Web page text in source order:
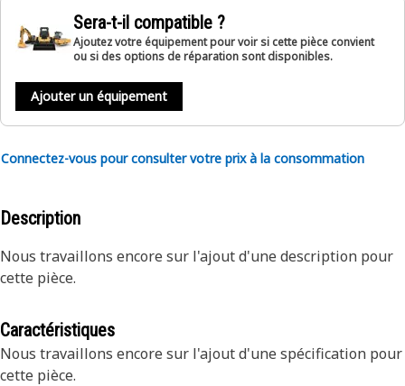
Sera-t-il compatible ?
Ajoutez votre équipement pour voir si cette pièce convient
ou si des options de réparation sont disponibles.
Ajouter un équipement
Connectez-vous pour consulter votre prix à la consommation
Description
Nous travaillons encore sur l'ajout d'une description pour
cette pièce.
Caractéristiques
Nous travaillons encore sur l'ajout d'une spécification pour
cette pièce.